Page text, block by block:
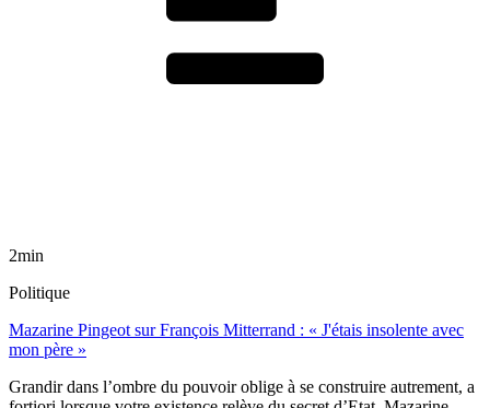
2min
Politique
Mazarine Pingeot sur François Mitterrand : « J'étais insolente avec
mon père »
Grandir dans l’ombre du pouvoir oblige à se construire autrement, a